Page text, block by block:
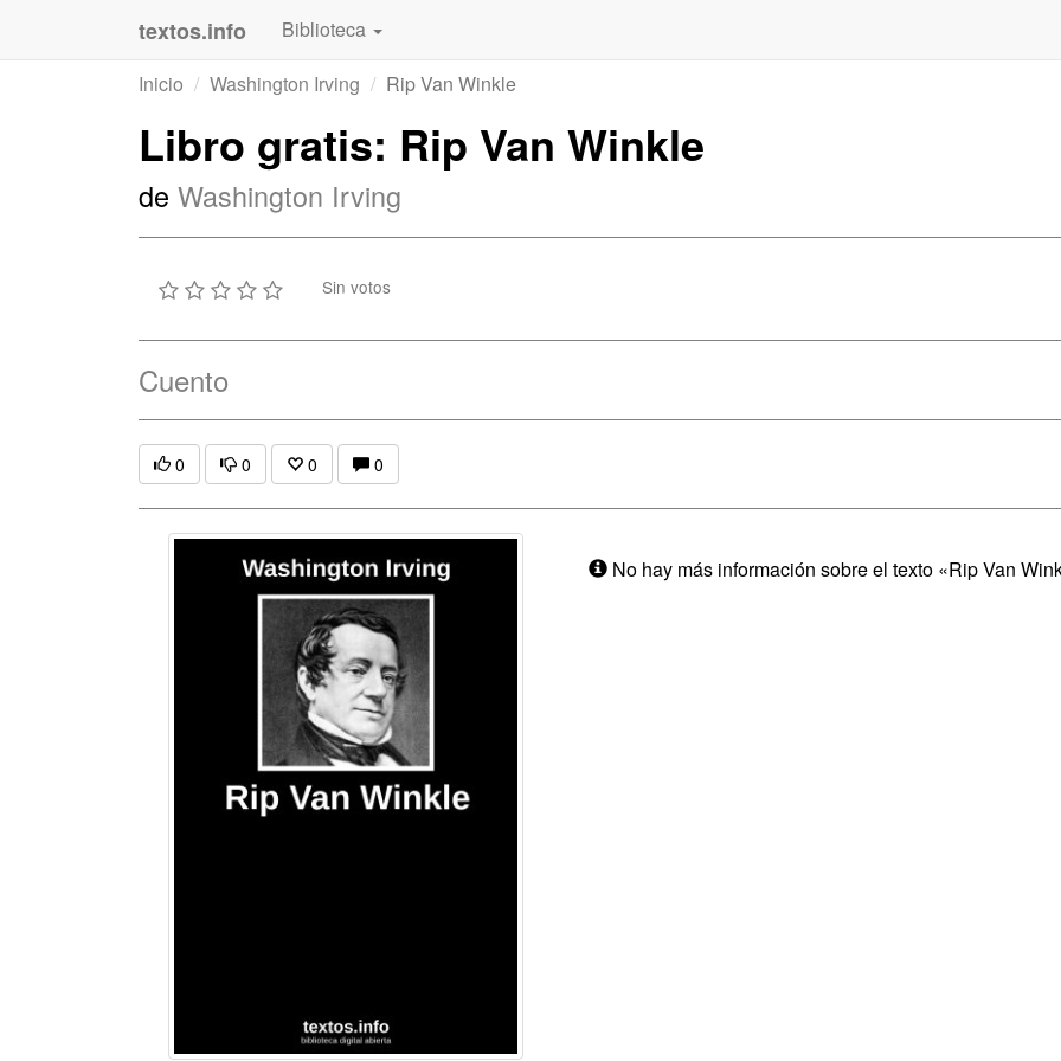
textos.info
Biblioteca
Inicio
Washington Irving Rip Van Winkle
Libro gratis: Rip Van Winkle
de Washington Irving
Sin votos
Cuento
0 0 0 0
No hay más información sobre el texto «Rip Van